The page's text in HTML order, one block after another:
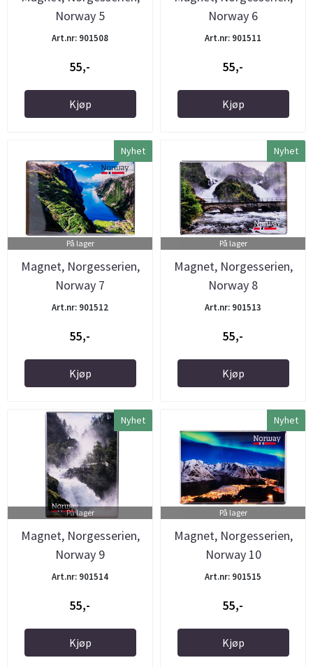
Norway 5
Art.nr: 901508
55,-
Kjøp
Norway 6
Art.nr: 901511
55,-
Kjøp
Nyhet
På lager
Magnet, Norgesserien,
Norway 7
Art.nr: 901512
55,-
Kjøp
Nyhet
På lager
Magnet, Norgesserien,
Norway 8
Art.nr: 901513
55,-
Kjøp
Nyhet
På lager
Magnet, Norgesserien,
Norway 9
Art.nr: 901514
55,-
Kjøp
Nyhet
På lager
Magnet, Norgesserien,
Norway 10
Art.nr: 901515
55,-
Kjøp